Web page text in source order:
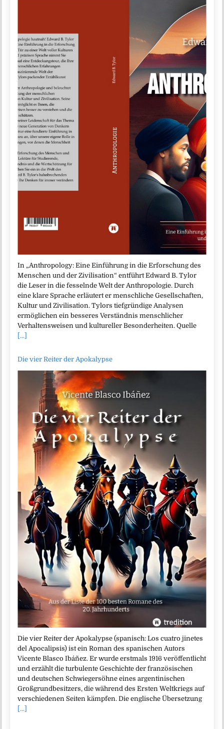
In „Anthropology: Eine Einführung in die Erforschung des
Menschen und der Zivilisation“ entführt Edward B. Tylor
die Leser in die fesselnde Welt der Anthropologie. Durch
eine klare Sprache erläutert er menschliche Gesellschaften,
Kultur und Zivilisation. Tylors tiefgründige Analysen
ermöglichen ein besseres Verständnis menschlicher
Verhaltensweisen und kultureller Besonderheiten. Quelle
[...]
Die vier Reiter der Apokalypse
Die vier Reiter der Apokalypse (spanisch: Los cuatro jinetes
del Apocalipsis) ist ein Roman des spanischen Autors
Vicente Blasco Ibáñez. Er wurde erstmals 1916 veröffentlicht
und erzählt die turbulente Geschichte der französischen
und deutschen Schwiegersöhne eines argentinischen
Großgrundbesitzers, die während des Ersten Weltkriegs auf
verschiedenen Seiten kämpfen. Die englische Übersetzung
[...]